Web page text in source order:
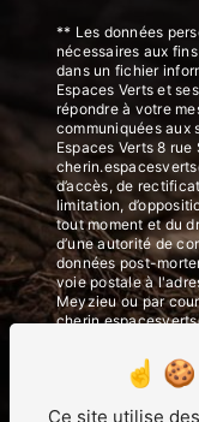
** Les données
nécessaires aux
dans un fichier
Espaces Verts et
répondre à votre
communiquées aux
Espaces Verts 8
d’accès, de
limitation,
tout moment et du
d’une autorité de
données post-
voie postale à
Meyzieu ou par
pourra vous être
pendant la période
de prescription
contentieux. Vous
d'opposition au
Ce site utilise